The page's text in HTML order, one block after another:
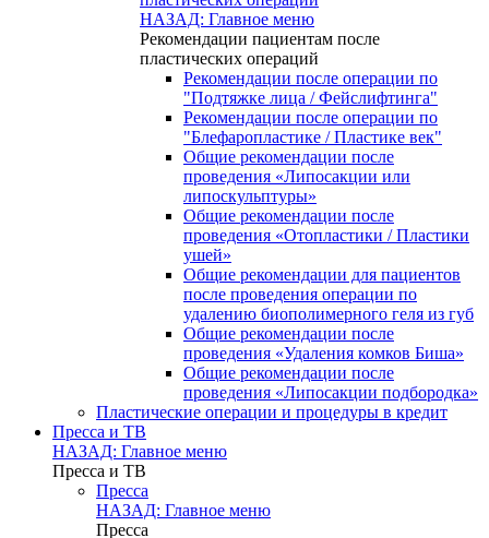
НАЗАД: Главное меню
Рекомендации пациентам после
пластических операций
Рекомендации после операции по
"Подтяжке лица / Фейслифтинга"
Рекомендации после операции по
"Блефаропластике / Пластике век"
Общие рекомендации после
проведения «Липосакции или
липоскульптуры»
Общие рекомендации после
проведения «Отопластики / Пластики
ушей»
Общие рекомендации для пациентов
после проведения операции по
удалению биополимерного геля из губ
Общие рекомендации после
проведения «Удаления комков Биша»
Общие рекомендации после
проведения «Липосакции подбородка»
Пластические операции и процедуры в кредит
Пресса и ТВ
НАЗАД: Главное меню
Пресса и ТВ
Пресса
НАЗАД: Главное меню
Пресса